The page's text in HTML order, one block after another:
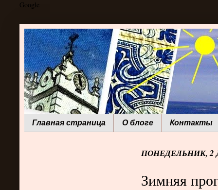
Google
Главная страница О блоге Контакты
ПОНЕДЕЛЬНИК, 2
Зимняя